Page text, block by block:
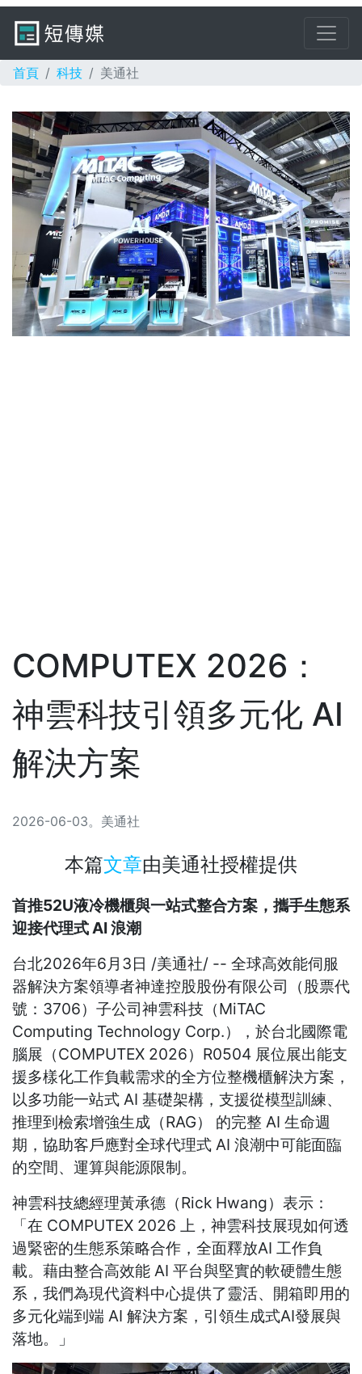
首頁 科技 美通社
COMPUTEX 2026：
神雲科技引領多元化 AI
解決方案
2026-06-03。 美通社
本篇文章由美通社授權提供
首推52U液冷機櫃與一站式整合方案，攜手生態系
迎接代理式AI浪潮
台北2026年6月3日 /美通社/ -- 全球高效能伺服
器解決方案領導者神達控股股份有限公司（股票代
號：3706）子公司神雲科技（MiTAC
Computing Technology Corp.），於台北國際電
腦展（COMPUTEX 2026）R0504 展位展出能支
援多樣化工作負載需求的全方位整機櫃解決方案，
以多功能一站式 AI 基礎架構，支援從模型訓練、
推理到檢索增強生成（RAG） 的完整 AI 生命週
期，協助客戶應對全球代理式 AI 浪潮中可能面臨
的空間、運算與能源限制。
神雲科技總經理黃承德（Rick Hwang）表示：
「在 COMPUTEX 2026 上，神雲科技展現如何透
過緊密的生態系策略合作，全面釋放AI 工作負
載。藉由整合高效能 AI 平台與堅實的軟硬體生態
系，我們為現代資料中心提供了靈活、開箱即用的
多元化端到端 AI 解決方案，引領生成式AI發展與
落地。」